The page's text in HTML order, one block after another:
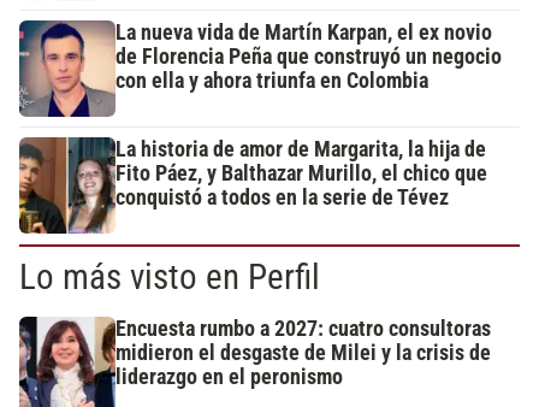
La nueva vida de Martín Karpan, el ex novio
de Florencia Peña que construyó un negocio
con ella y ahora triunfa en Colombia
La historia de amor de Margarita, la hija de
Fito Páez, y Balthazar Murillo, el chico que
conquistó a todos en la serie de Tévez
Lo más visto en Perfil
Encuesta rumbo a 2027: cuatro consultoras
midieron el desgaste de Milei y la crisis de
liderazgo en el peronismo